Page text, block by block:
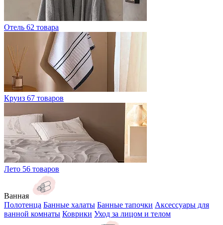
Отель 62 товара
Круиз 67 товаров
Лето 56 товаров
Ванная
Полотенца Банные халаты Банные тапочки Аксессуары для
ванной комнаты Коврики Уход за лицом и телом